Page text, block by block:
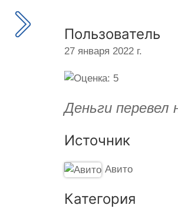
Пользователь
27 января 2022 г.
Деньги перевел
Источник
Авито
Категория